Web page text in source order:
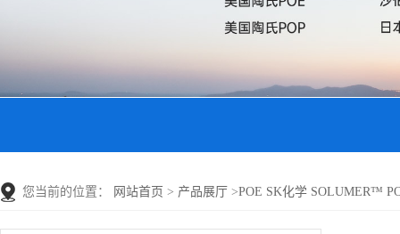
您当前的位置： 网站首页 > 产品展厅 >POE SK化学 SOLUMER™